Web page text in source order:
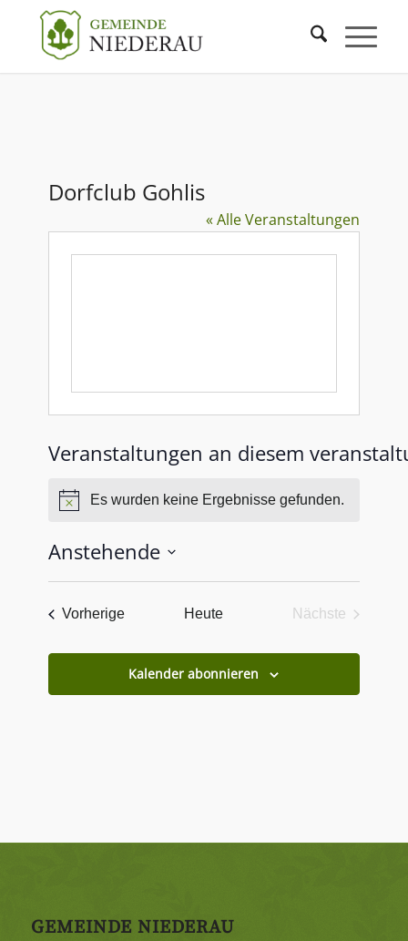
Dorfclub Gohlis
« Alle Veranstaltungen
Veranstaltungen an diesem
Hinweis
Es wurden keine Ergebnisse gefunden.
Anstehende
Datum
VorherigeVeranstaltungen
Heute
Nächste
Kalender abonnieren
GEMEINDE NIEDERAU